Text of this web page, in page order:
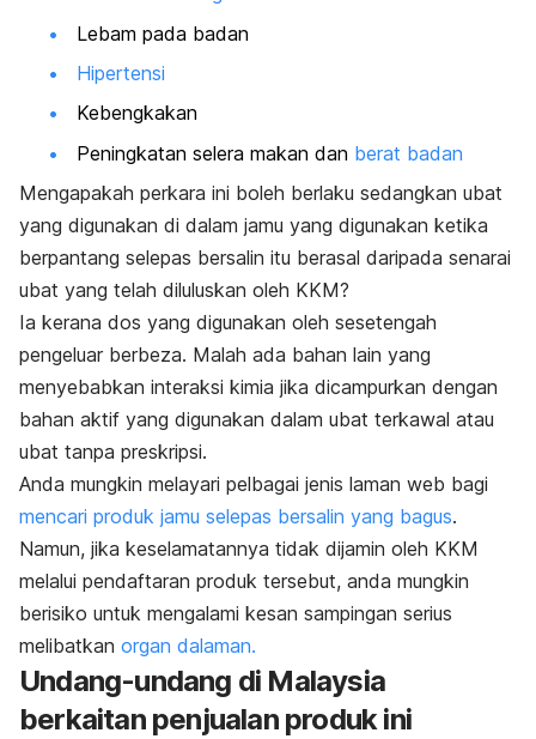
Lebam pada badan
Hipertensi
Kebengkakan
Peningkatan selera makan dan berat badan
Mengapakah perkara ini boleh berlaku sedangkan ubat
yang digunakan di dalam jamu yang digunakan ketika
berpantang selepas bersalin itu berasal daripada senarai
ubat yang telah diluluskan oleh KKM?
Ia kerana dos yang digunakan oleh sesetengah
pengeluar berbeza. Malah ada bahan lain yang
menyebabkan interaksi kimia jika dicampurkan dengan
bahan aktif yang digunakan dalam ubat terkawal atau
ubat tanpa preskripsi.
Anda mungkin melayari pelbagai jenis laman web bagi
mencari produk jamu selepas bersalin yang bagus.
Namun, jika keselamatannya tidak dijamin oleh KKM
melalui pendaftaran produk tersebut, anda mungkin
berisiko untuk mengalami kesan sampingan serius
melibatkan organ dalaman.
Undang-undang di Malaysia
berkaitan penjualan produk ini